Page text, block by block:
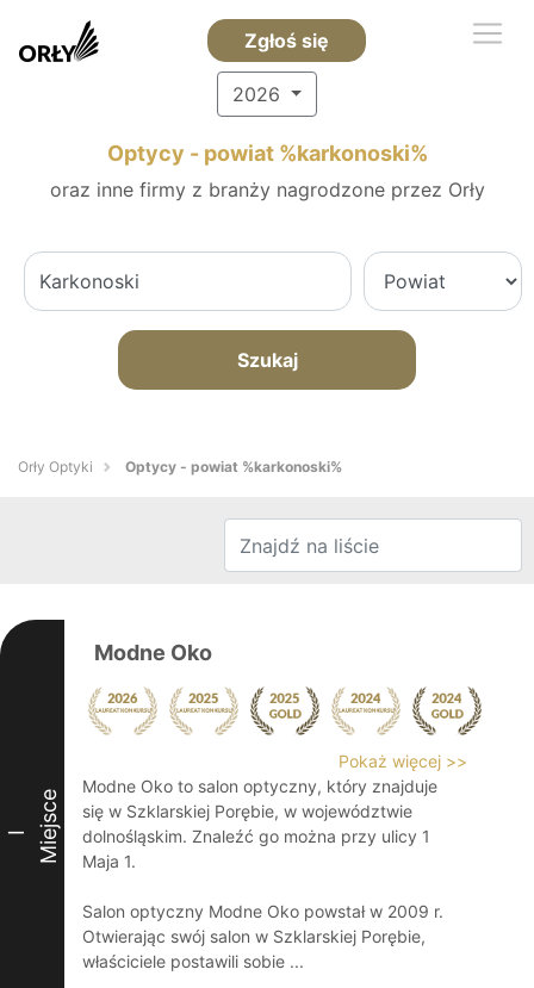
Zgłoś się
2026
Optycy - powiat %karkonoski%
oraz inne firmy z branży nagrodzone przez Orły
Szukaj
Orły Optyki Optycy - powiat %karkonoski%
I Miejsce
Modne Oko
Pokaż więcej >>
Modne Oko to salon optyczny, który znajduje
się w Szklarskiej Porębie, w województwie
dolnośląskim. Znaleźć go można przy ulicy 1
Maja 1.
Salon optyczny Modne Oko powstał w 2009 r.
Otwierając swój salon w Szklarskiej Porębie,
właściciele postawili sobie ...